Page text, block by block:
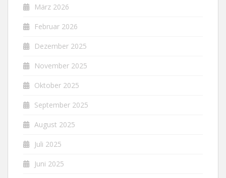
März 2026
Februar 2026
Dezember 2025
November 2025
Oktober 2025
September 2025
August 2025
Juli 2025
Juni 2025